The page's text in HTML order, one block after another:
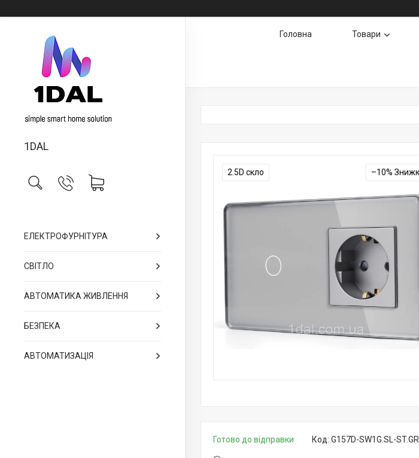
1DAL
ЕЛЕКТРОФУРНІТУРА
СВІТЛО
АВТОМАТИКА ЖИВЛЕННЯ
БЕЗПЕКА
АВТОМАТИЗАЦІЯ
Головна Товари
2.5D скло –10%
Готово до відправки Код: G157D-SW1G.SL-ST.GR